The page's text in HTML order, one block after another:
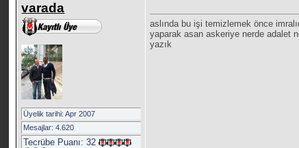
varada
Üyelik tarihi: Apr 2007
Mesajlar: 4.620
Tecrübe Puanı:32
aslında bu işi temizlemek önce
yaparak asan askeriye nerde adalet
yazık